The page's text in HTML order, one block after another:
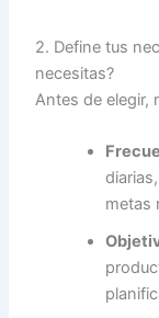
2. Define tus
necesitas?
Antes de elegir,
metas